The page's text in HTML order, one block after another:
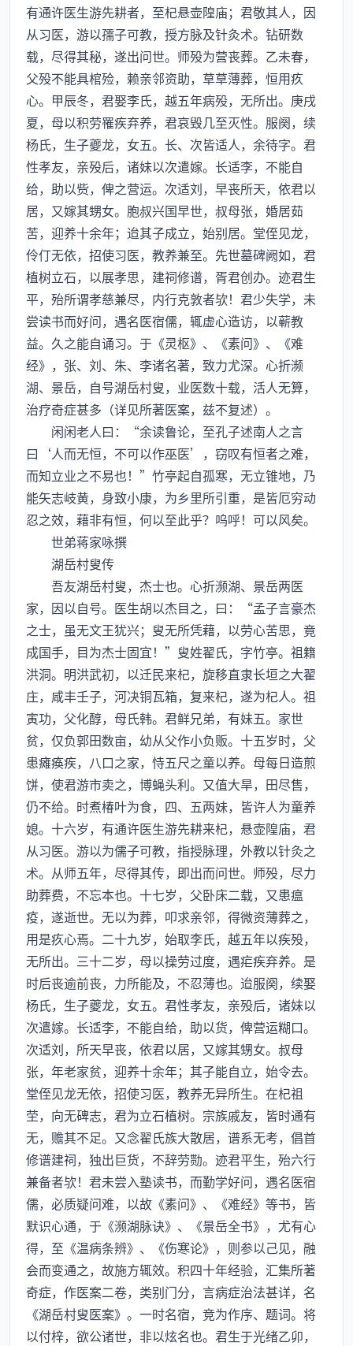
有通许医生游先耕者，至杞悬壶隍庙；君敬其人，因
从习医，游以孺子可教，授方脉及针灸术。钻研数
载，尽得其秘，遂出问世。师殁为营丧葬。乙未春，
父殁不能具棺殓，赖亲邻资助，草草薄葬，恒用疚
心。甲辰冬，君娶李氏，越五年病殁，无所出。庚戌
夏，母以积劳罹疾弃养，君哀毁几至灭性。服阕，续
杨氏，生子夔龙，女五。长、次皆适人，余待字。君
性孝友，亲殁后，诸妹以次遣嫁。长适李，不能自
给，助以赀，俾之营运。次适刘，早丧所天，依君以
居，又嫁其甥女。胞叔兴国早世，叔母张，婚居茹
苦，迎养十余年；迨其子成立，始别居。堂侄见龙，
伶仃无依，招使习医，教养兼至。先世墓碑阙如，君
植树立石，以展孝思，建祠修谱，胥君创办。迹君生
平，殆所谓孝慈兼尽，内行克敦者欤！君少失学，未
尝读书而好问，遇名医宿儒，辄虚心造访，以蕲教
益。久之能自诵习。于《灵枢》、《素问》、《难
经》，张、刘、朱、李诸名著，致力尤深。心折濒
湖、景岳，自号湖岳村叟，业医数十载，活人无算，
治疗奇症甚多（详见所著医案，兹不复述）。
闲闲老人曰：“余读鲁论，至孔子述南人之言
曰‘人而无恒，不可以作巫医’，窃叹有恒者之难，
而知立业之不易也！”竹亭起自孤寒，无立锥地，乃
能矢志岐黄，身致小康，为乡里所引重，是皆厄穷动
忍之效，藉非有恒，何以至此乎？呜呼！可以风矣。
世弟蒋家咏撰
湖岳村叟传
吾友湖岳村叟，杰士也。心折濒湖、景岳两医
家，因以自号。医生胡以杰目之，曰：“孟子言豪杰
之士，虽无文王犹兴；叟无所凭藉，以劳心苦思，竟
成国手，目为杰士固宜！”叟姓翟氏，字竹亭。祖籍
洪洞。明洪武初，以迁民来杞，旋移直隶长垣之大翟
庄，咸丰壬子，河决铜瓦箱，复来杞，遂为杞人。祖
寅功，父化醇，母氏韩。君鲜兄弟，有妹五。家世
贫，仅负郭田数亩，幼从父作小负贩。十五岁时，父
患瘫痪疾，八口之家，恃五尺之童以养。母每日造煎
饼，使君游市卖之，博蝇头利。又值大旱，田尽售，
仍不给。时煮椿叶为食，四、五两妹，皆许人为童养
媳。十六岁，有通许医生游先耕来杞，悬壶隍庙，君
从习医。游以为儒子可教，指授脉理，外教以针灸之
术。从师五年，尽得其传，即出而问世。师殁，尽力
助葬费，不忘本也。十七岁，父卧床二载，又患瘟
疫，遂逝世。无以为葬，叩求亲邻，得微资薄葬之，
用是疚心焉。二十九岁，始取李氏，越五年以疾殁，
无所出。三十二岁，母以操劳过度，遇疟疾弃养。是
时后丧逾前丧，力所能及，不忍薄也。迨服阕，续娶
杨氏，生子夔龙，女五。君性孝友，亲殁后，诸妹以
次遣嫁。长适李，不能自给，助以货，俾营运糊口。
次适刘，所天早丧，依君以居，又嫁其甥女。叔母
张，年老家贫，迎养十余年；其子能自立，始令去。
堂侄见龙无依，招使习医，教养无异所生。在杞祖
茔，向无碑志，君为立石植树。宗族戚友，皆时通有
无，赡其不足。又念翟氏族大散居，谱系无考，倡首
修谱建祠，独出巨货，不辞劳勚。迹君平生，殆六行
兼备者欤！君未尝入塾读书，而勤学好问，遇名医宿
儒，必质疑问难，以故《素问》、《难经》等书，皆
默识心通，于《濒湖脉诀》、《景岳全书》，尤有心
得，至《温病条辨》、《伤寒论》，则参以己见，融
会而变通之，故施方辄效。积四十年经验，汇集所著
奇症，作医案二卷，类别门分，言病症治法甚详，名
《湖岳村叟医案》。一时名宿，竞为作序、题词。将
以付梓，欲公诸世，非以炫名也。君生于光绪乙卯，